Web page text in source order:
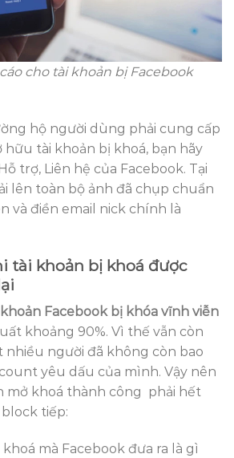
cho tài khoản bị Facebook
hộ người dùng phải cung cấp
tài khoản bị khoá, bạn hãy
trợ, Liên hệ của Facebook. Tại
lên toàn bộ ảnh đã chụp chuẩn
và điền email nick chính là
tài khoản bị khoá được
Facebook bị khóa vĩnh viễn
khoảng 90%. Vì thế vẫn còn
nhiều người đã không còn bao
yêu dấu của mình. Vậy nên
mở khoá thành công phải hết
tiếp:
mà Facebook đưa ra là gì